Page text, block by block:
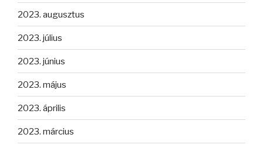
2023. augusztus
2023. július
2023. június
2023. május
2023. április
2023. március